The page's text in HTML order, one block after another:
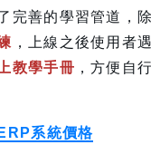
完善的學習管道，
，上線之後使用者
教學手冊 ，方便自
ERP系統價格